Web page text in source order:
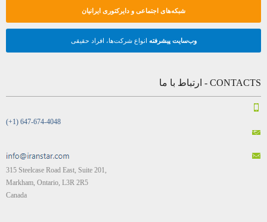
شبکه‌های اجتماعی و دایرکتوری ایرانیان
وب‌سایت پیشرفته انواع شرکت‌ها، افراد حقیقی
CONTACTS - ارتباط با ما
(+1) 647-674-4048
315 Steelcase Road East, Suite 201,
Markham, Ontario, L3R 2R5
Canada